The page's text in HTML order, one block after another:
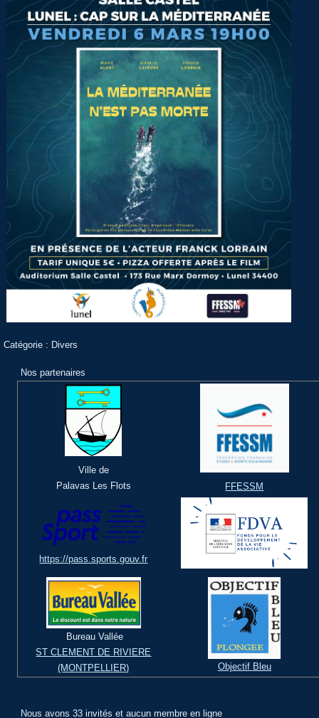
Catégorie : Divers
Nos partenaires
Ville de
Palavas Les Flots
FFESSM
https://pass.sports.gouv.fr
Bureau Vallée
ST CLEMENT DE RIVIERE
(MONTPELLIER)
Objectif Bleu
Nous avons 33 invités et aucun membre en ligne